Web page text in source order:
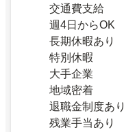
交通費支給
週4日からOK
長期休暇あり
特別休暇
大手企業
地域密着
退職金制度あり
残業手当あり